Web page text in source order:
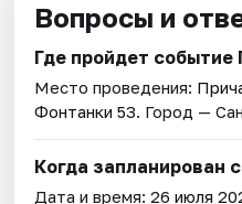
Вопросы и
Где пройдет
Место проведения:
Фонтанки 53. Город —
Когда запланирован
Дата и время:26 июля